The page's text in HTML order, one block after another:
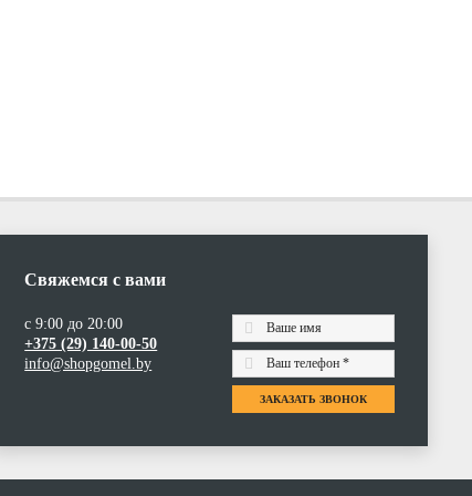
Свяжемся с вами
с 9:00 до 20:00
+375 (29) 140-00-50
info@shopgomel.by
ЗАКАЗАТЬ ЗВОНОК